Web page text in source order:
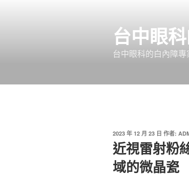
台中眼
台中眼科的白內障
發
佈
於
2023 年 12 月 23 日 作者:
近視雷射粉
域的微晶瓷